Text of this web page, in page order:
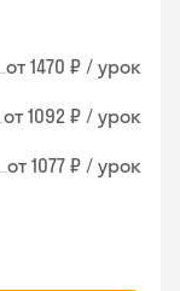
от 1470 ₽ / урок
от 1092 ₽ / урок
от 1077 ₽ / урок